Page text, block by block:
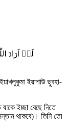
لَوۡ اَرَادَ
ইয়াশাউ ছুবহা-
ইচ্ছা বেছে নিতে
থাকবে)। তিনি তো